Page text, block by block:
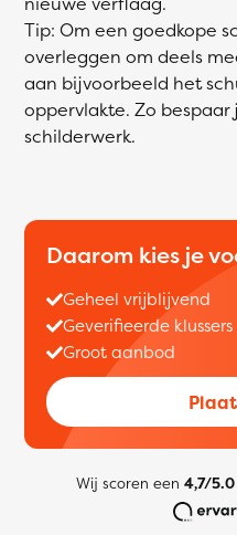
Tip: Om een goedkope
overleggen om deels
aan bijvoorbeeld het
oppervlakte. Zo
schilderwerk.
Daarom kies je
Geheel vrijblijvend
Geverifieerde klussers
Groot aanbod
Wij scoren een 4,7/5.0